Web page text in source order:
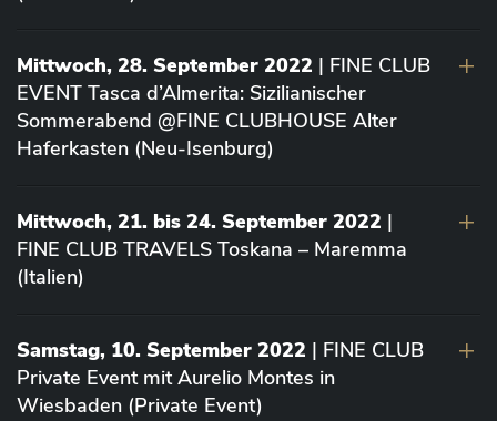
Mittwoch, 28. September 2022 | FINE CLUB
EVENT Tasca d’Almerita: Sizilianischer
Sommerabend @FINE CLUBHOUSE Alter
Haferkasten (Neu-Isenburg)
Mittwoch, 21. bis 24. September 2022 |
FINE CLUB TRAVELS Toskana – Maremma
(Italien)
Samstag, 10. September 2022 | FINE CLUB
Private Event mit Aurelio Montes in
Wiesbaden (Private Event)